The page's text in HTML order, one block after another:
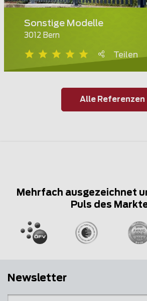
Sonstige Modelle
3012 Bern
Teilen
Alle Referenzen
Mehrfach ausgezeichnet
Puls des
Newsletter